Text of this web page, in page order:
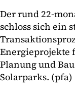
Der rund 22-
schloss sich ein
Energieprojekte
Planung und
Solarparks. (pfa)